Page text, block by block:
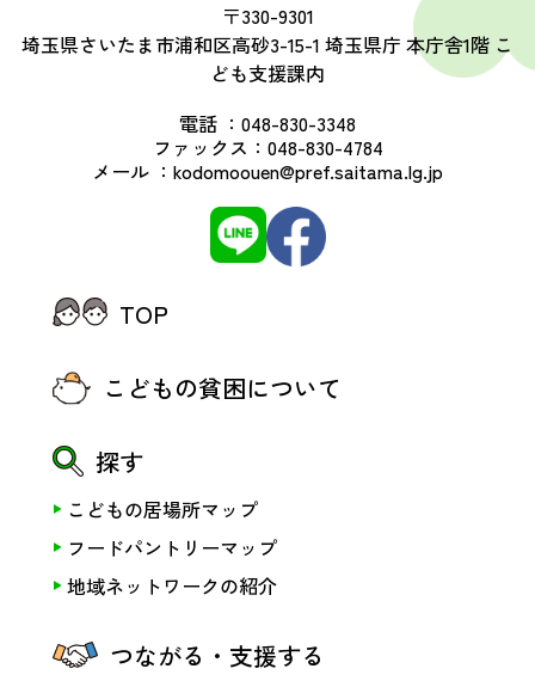
〒330-9301
埼玉県さいたま市浦和区高砂3-15-1 埼玉県庁 本庁舎1階 こ
ども支援課内
電話 ： 048-830-3348
ファックス： 048-830-4784
メール ： kodomoouen@pref.saitama.lg.jp
TOP
こどもの貧困について
探す
こどもの居場所マップ
フードパントリーマップ
地域ネットワークの紹介
つながる・支援する